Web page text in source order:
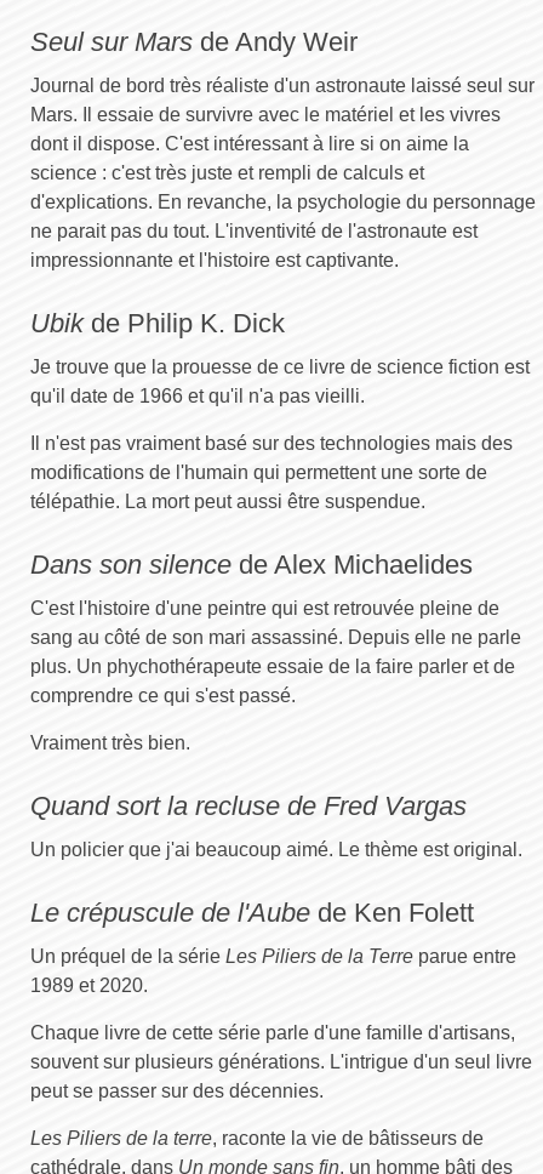
Seul sur Mars de Andy Weir
Journal de bord très réaliste d'un astronaute laissé seul sur
Mars. Il essaie de survivre avec le matériel et les vivres
dont il dispose. C'est intéressant à lire si on aime la
science : c'est très juste et rempli de calculs et
d'explications. En revanche, la psychologie du personnage
ne parait pas du tout. L'inventivité de l'astronaute est
impressionnante et l'histoire est captivante.
Ubikde Philip K. Dick
Je trouve que la prouesse de ce livre de science fiction est
qu'il date de 1966 et qu'il n'a pas vieilli.
Il n'est pas vraiment basé sur des technologies mais des
modifications de l'humain qui permettent une sorte de
télépathie. La mort peut aussi être suspendue.
Dans son silence de Alex Michaelides
C'est l'histoire d'une peintre qui est retrouvée pleine de
sang au côté de son mari assassiné. Depuis elle ne parle
plus. Un phychothérapeute essaie de la faire parler et de
comprendre ce qui s'est passé.
Vraiment très bien.
Quand sort la recluse de Fred Vargas
Un policier que j'ai beaucoup aimé. Le thème est original.
Le crépuscule de l'Aube de Ken Folett
Un préquel de la série Les Piliers de la Terre parue entre
1989 et 2020.
Chaque livre de cette série parle d'une famille d'artisans,
souvent sur plusieurs générations. L'intrigue d'un seul livre
peut se passer sur des décennies.
Les Piliers de la terre, raconte la vie de bâtisseurs de
cathédrale, dans Un monde sans fin, un homme bâti des